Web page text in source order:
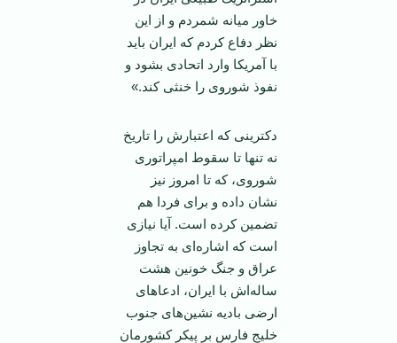
خاور میانه شمردم و از این
نظر دفاع کردم که ایران باید
با آمریکا وارد اتحادی بشود و
نفوذ شوروی را خنثی کند.»
دکترینی که اعتبارش را تاریخ
نه تنها تا سقوط امپراتوری
شوروی، که تا امروز نیز
نشان داده و برای فردا هم
تضمین کرده است. آیا نیازی
است که اشاره‌ای به تجاوز
عراق و جنگ خونین هشت
ساله‌اش با ایران، ادعا‌های
ارضی بادیه نشین‌های جنوب
خلیج فارس بر پیکر کشورمان